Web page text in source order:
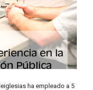
ha empleado a 5